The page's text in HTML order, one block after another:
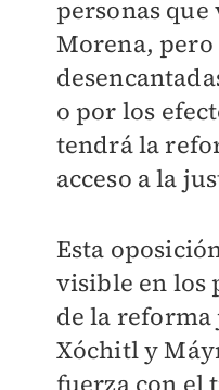
personas
Morena, pero
o por los
tendrá la
acceso a la
Esta
visible en los
de la
Xóchitl y